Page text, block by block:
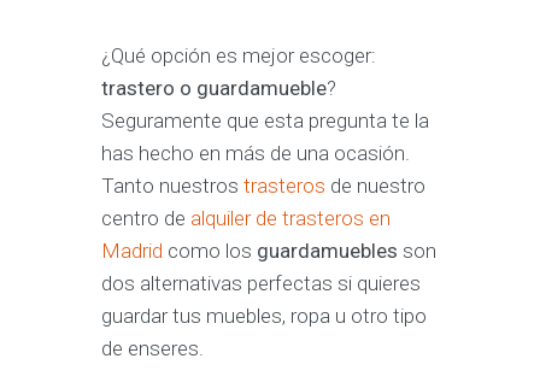
¿Qué opción es mejor escoger:
trastero o guardamueble?
Seguramente que esta pregunta te la
has hecho en más de una ocasión.
Tanto nuestros trasteros de nuestro
centro de alquiler de trasteros en
Madrid como los guardamuebles son
dos alternativas perfectas si quieres
guardar tus muebles, ropa u otro tipo
de enseres.